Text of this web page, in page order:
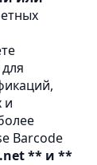
и
Barcode
** и **